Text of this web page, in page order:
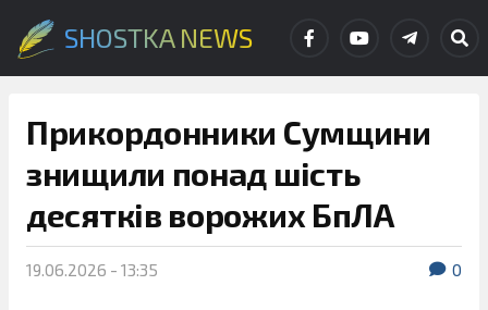
SHOSTKA NEWS
Прикордонники Сумщини
знищили понад шість
десятків ворожих БпЛА
19.06.2026 - 13:35 0